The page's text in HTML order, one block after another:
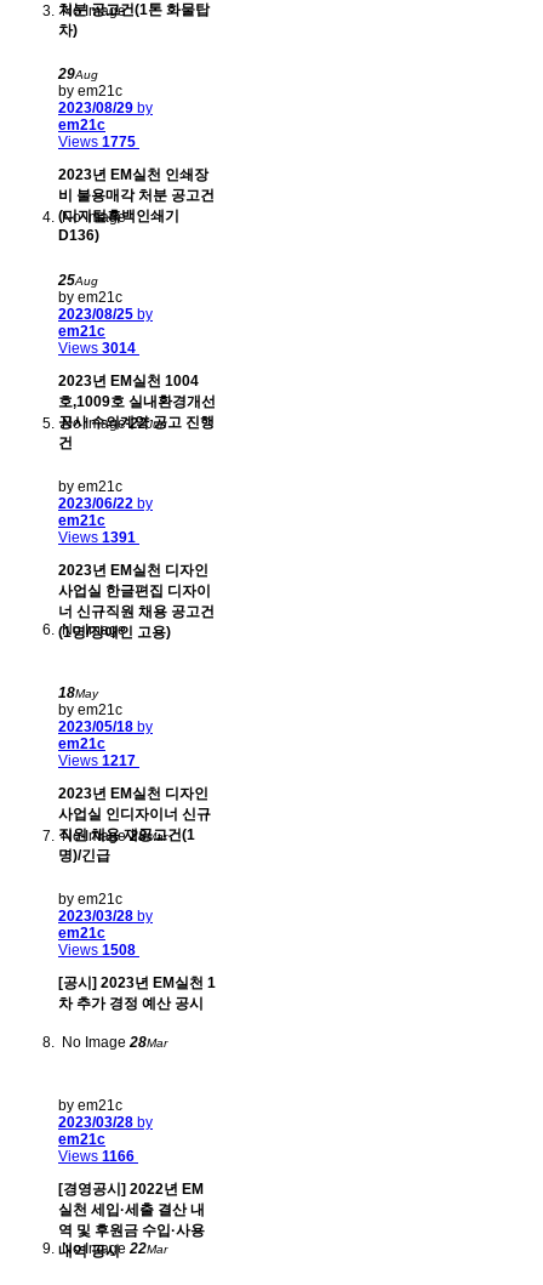
처분 공고건(1톤 화물탑
차)
No Image
29Aug
by em21c
2023/08/29 by
em21c
Views 1775
2023년 EM실천 인쇄장
비 불용매각 처분 공고건
(디지털흑백인쇄기
D136)
No Image
25Aug
by em21c
2023/08/25 by
em21c
Views 3014
2023년 EM실천 1004
호,1009호 실내환경개선
공사 수의계약 공고 진행
건
No Image 22Jun
by em21c
2023/06/22 by
em21c
Views 1391
2023년 EM실천 디자인
사업실 한글편집 디자이
너 신규직원 채용 공고건
(1명/장애인 고용)
No Image
18May
by em21c
2023/05/18 by
em21c
Views 1217
2023년 EM실천 디자인
사업실 인디자이너 신규
직원 채용 재공고건(1
명)/긴급
No Image 28Mar
by em21c
2023/03/28 by
em21c
Views 1508
[공시] 2023년 EM실천 1
차 추가 경정 예산 공시
No Image 28Mar
by em21c
2023/03/28 by
em21c
Views 1166
[경영공시] 2022년 EM
실천 세입·세출 결산 내
역 및 후원금 수입·사용
내역 공시
No Image 22Mar